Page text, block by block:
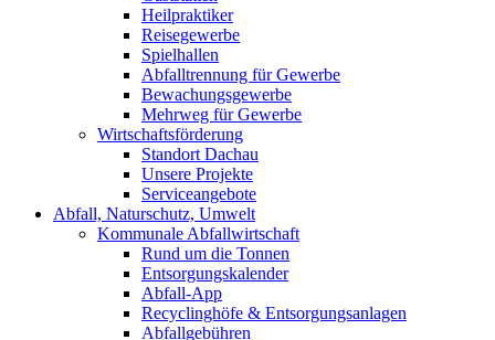
Heilpraktiker
Reisegewerbe
Spielhallen
Abfalltrennung für Gewerbe
Bewachungsgewerbe
Mehrweg für Gewerbe
Wirtschaftsförderung
Standort Dachau
Unsere Projekte
Serviceangebote
Abfall, Naturschutz, Umwelt
Kommunale Abfallwirtschaft
Rund um die Tonnen
Entsorgungskalender
Abfall-App
Recyclinghöfe & Entsorgungsanlagen
Abfallgebühren